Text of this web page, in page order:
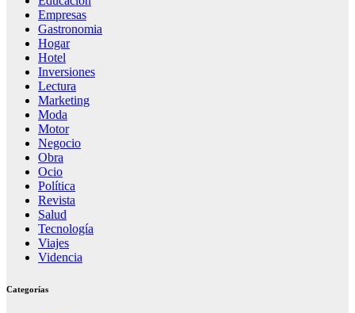
Empresas
Gastronomia
Hogar
Hotel
Inversiones
Lectura
Marketing
Moda
Motor
Negocio
Obra
Ocio
Política
Revista
Salud
Tecnología
Viajes
Videncia
Categorías